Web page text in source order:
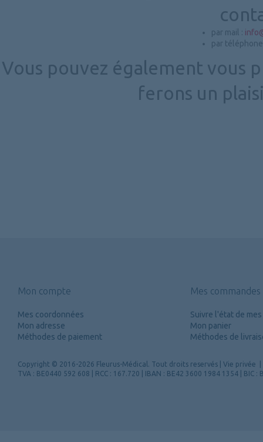
par mail :
par
Vous pouvez également vous
ferons un
Mon compte
Mes coordonnées
Mon adresse
Méthodes de paiement
Mes commandes
Suivre l'état de
Mon panier
Méthodes de
Copyright © 2016-2026 Fleurus-Médical. Tout droits reservés Vie privée
TVA : BE0440 592 608 | RCC : 167.720 | IBAN : BE42 3600 1984 1354 | BIC :